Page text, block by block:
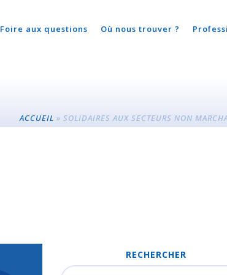
Foire aux questions Où nous trouver ?
ACCUEIL » SOLIDAIRES AUX SECTEURS NON
RECHERCHER